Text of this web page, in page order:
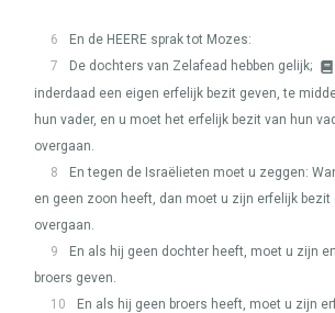
6 En de HEERE sprak tot Mozes:
7
De dochters van Zelafead hebben gelijk;
inderdaad een eigen erfelijk bezit geven, te
hun vader, en u moet het erfelijk bezit van hun
overgaan.
8
En tegen de Israëlieten moet u zeggen:
en geen zoon heeft, dan moet u zijn erfelijk bezit
overgaan.
9
En als hij geen dochter heeft, moet u zijn
broers geven.
10
En als hij geen broers heeft, moet u zijn